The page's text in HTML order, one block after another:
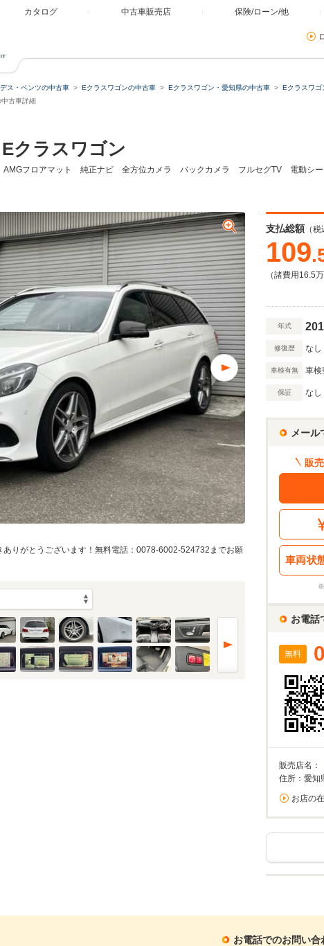
カタログ 中古車販売店 保険/ローン/他
デス・ベンツの中古車 Eクラスワゴンの中古車 Eクラスワゴン・愛知県の中古車
Eクラスワゴ
古車詳細
クラスワゴン
AMGフロアマット 純正ナビ 全方位カメラ バックカメラ フルセグTV 電動シ
りがとうございます！無料電話：0078-6002-524732までお願
支払総額 （税
109
（諸費用16.5
年式
修復歴 なし
車検有無 車検
保証 なし
メール
販
車両状
※
お電話
無料
販売店名：
住所：愛知
お店の
お電話でのお問い合